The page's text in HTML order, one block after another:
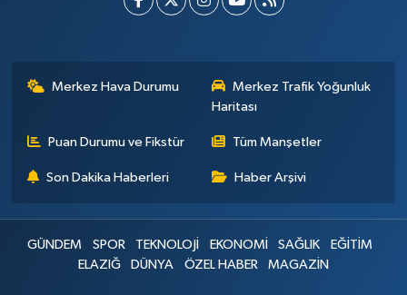
Merkez Hava Durumu
Merkez Trafik Yoğunluk
Haritası
Puan Durumu ve Fikstür Tüm Manşetler
Son Dakika Haberleri Haber Arşivi
GÜNDEM SPOR TEKNOLOJİ EKONOMİ SAĞLIK
EĞİTİM
ELAZIĞ
DÜNYA ÖZEL HABER MAGAZİN